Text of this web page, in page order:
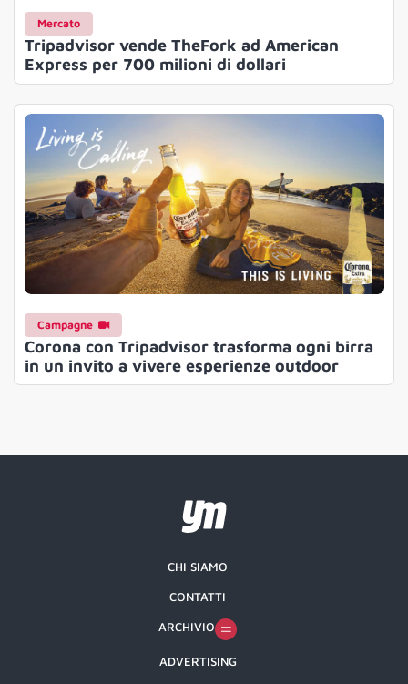
Mercato
Tripadvisor vende TheFork ad American
Express per 700 milioni di dollari
Campagne
Corona con Tripadvisor trasforma ogni birra
in un invito a vivere esperienze outdoor
CHI SIAMO
CONTATTI
ARCHIVIO
ADVERTISING